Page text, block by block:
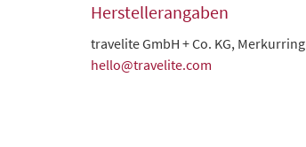
Herstellerangaben
travelite GmbH + Co. KG,
hello@travelite.com